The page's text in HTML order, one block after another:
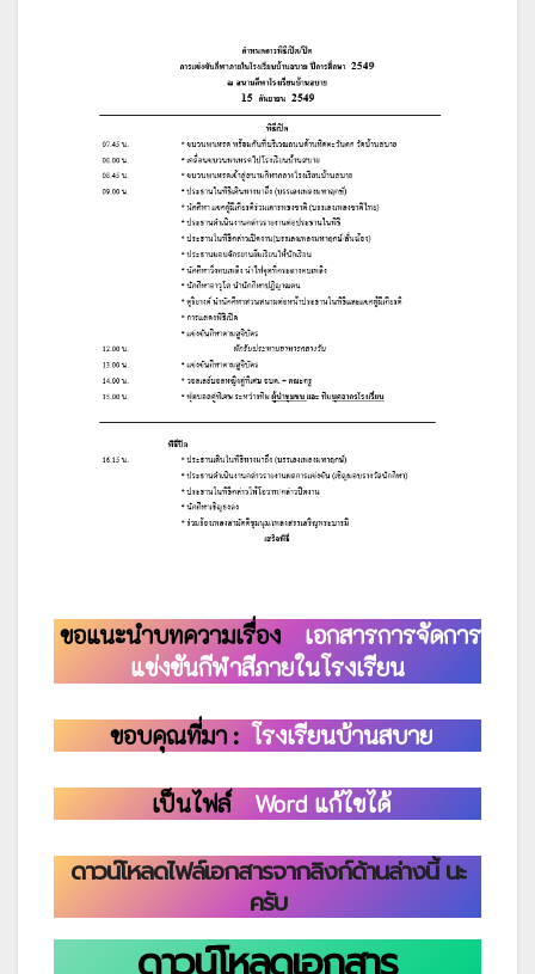
ขอแนะนำบทความเรื่อง
เอกสารการจัดการ
แข่งขันกีฬาสีภายในโรงเรียน
ขอบคุณที่มา : โรงเรียนบ้านสบาย
เป็นไฟล์ Word แก้ไขได้
ดาวน์โหลดไฟล์เอกสารจากลิงก์ด้านล่างนี้ นะ
ครับ